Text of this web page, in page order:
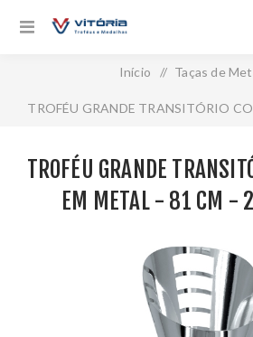
Início / Taças de
TROFÉU GRANDE TRANSITÓRIO
TROFÉU GRANDE
EM METAL - 81 CM -